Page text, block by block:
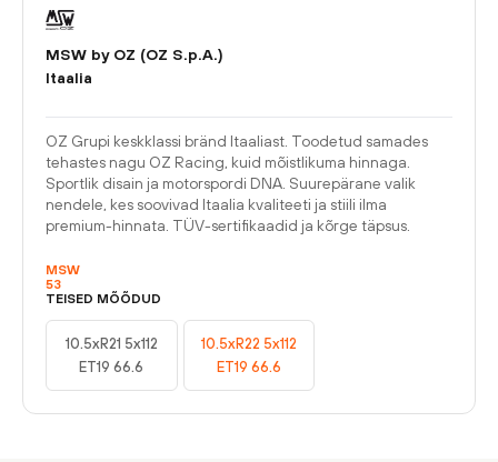
MSW by OZ (OZ S.p.A.)
Itaalia
OZ Grupi keskklassi bränd Itaaliast. Toodetud samades
tehastes nagu OZ Racing, kuid mõistlikuma hinnaga.
Sportlik disain ja motorspordi DNA. Suurepärane valik
nendele, kes soovivad Itaalia kvaliteeti ja stiili ilma
premium-hinnata. TÜV-sertifikaadid ja kõrge täpsus.
MSW
53
TEISED MÕÕDUD
10.5xR21 5x112
ET19 66.6
10.5xR22 5x112
ET19 66.6